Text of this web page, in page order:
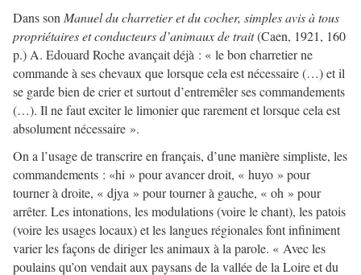
Dans son Manuel du charretier et du cocher, simples avis à tous
propriétaires et conducteurs d’animaux de trait(Caen, 1921, 160
p.) A. Edouard Roche avançait déjà : « le bon charretier ne
commande à ses chevaux que lorsque cela est nécessaire (…) et il
se garde bien de crier et surtout d’entremêler ses commandements
(…). Il ne faut exciter le limonier que rarement et lorsque cela est
absolument nécessaire ».
On a l’usage de transcrire en français, d’une manière simpliste, les
commandements : «hi » pour avancer droit, « huyo » pour
tourner à droite, « djya » pour tourner à gauche, « oh » pour
arrêter. Les intonations, les modulations (voire le chant), les patois
(voire les usages locaux) et les langues régionales font infiniment
varier les façons de diriger les animaux à la parole. « Avec les
poulains qu’on vendait aux paysans de la vallée de la Loire et du